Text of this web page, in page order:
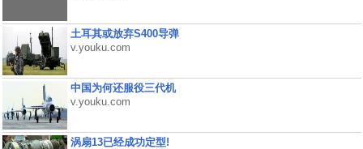
土耳其或放弃S400导弹
v.youku.com
中国为何还服役三代机
v.youku.com
涡扇13已经成功定型!